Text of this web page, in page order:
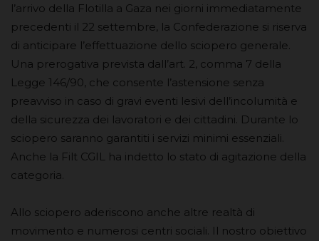
l’arrivo della Flotilla a Gaza nei giorni immediatamente
precedenti il 22 settembre, la Confederazione si riserva
di anticipare l’effettuazione dello sciopero generale.
Una prerogativa prevista dall’art. 2, comma 7 della
Legge 146/90, che consente l’astensione senza
preavviso in caso di gravi eventi lesivi dell’incolumità e
della sicurezza dei lavoratori e dei cittadini. Durante lo
sciopero saranno garantiti i servizi minimi essenziali.
Anche la Filt CGIL ha indetto lo stato di agitazione della
categoria.
Allo sciopero aderiscono anche altre realtà di
movimento e numerosi centri sociali. Il nostro obiettivo